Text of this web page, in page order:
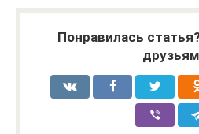
Понравилась